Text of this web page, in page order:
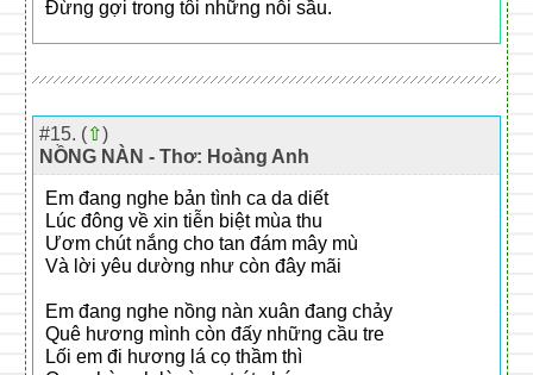
Đừng gợi trong tôi những nỗi sầu.
#15. (⇧)
NỒNG NÀN - Thơ: Hoàng Anh
Em đang nghe bản tình ca da diết
Lúc đông về xin tiễn biệt mùa thu
Ươm chút nắng cho tan đám mây mù
Và lời yêu dường như còn đây mãi
Em đang nghe nồng nàn xuân đang chảy
Quê hương mình còn đấy những cầu tre
Lối em đi hương lá cọ thầm thì